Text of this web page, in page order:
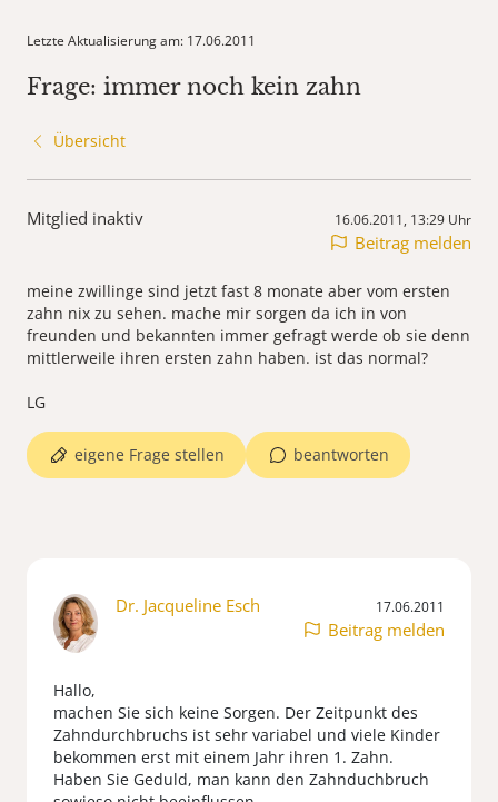
Letzte Aktualisierung am: 17.06.2011
Frage: immer noch kein zahn
Übersicht
Mitglied inaktiv 16.06.2011, 13:29 Uhr
Beitrag melden
meine zwillinge sind jetzt fast 8 monate aber vom ersten
zahn nix zu sehen. mache mir sorgen da ich in von
freunden und bekannten immer gefragt werde ob sie denn
mittlerweile ihren ersten zahn haben. ist das normal?
LG
beantworten
eigene Frage stellen
Dr. Jacqueline Esch 17.06.2011
Beitrag melden
Hallo,
machen Sie sich keine Sorgen. Der Zeitpunkt des
Zahndurchbruchs ist sehr variabel und viele Kinder
bekommen erst mit einem Jahr ihren 1. Zahn.
Haben Sie Geduld, man kann den Zahnduchbruch